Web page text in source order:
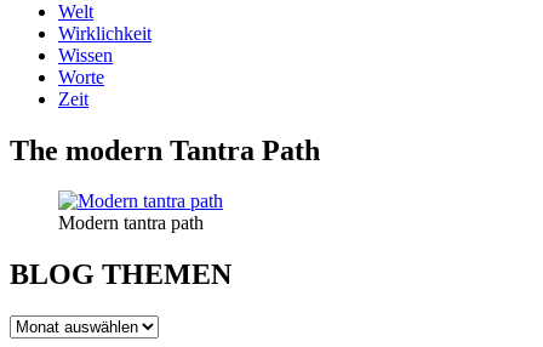
Welt
Wirklichkeit
Wissen
Worte
Zeit
The modern Tantra Path
Modern tantra path
BLOG THEMEN
BLOG